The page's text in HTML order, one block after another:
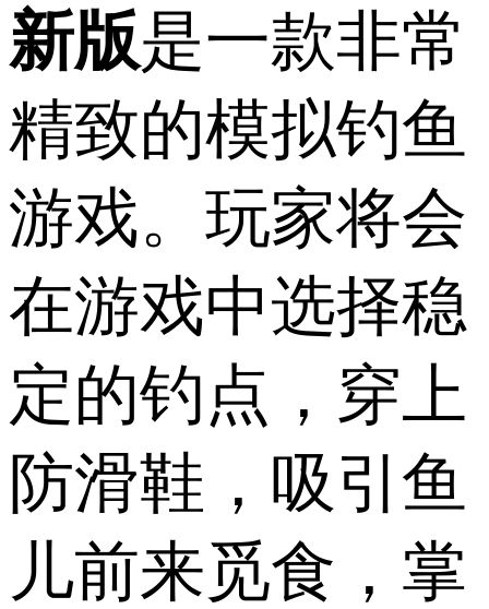
新版是一款非常
精致的模拟钓鱼
游戏。玩家将会
在游戏中选择稳
定的钓点，穿上
防滑鞋，吸引鱼
儿前来觅食，掌